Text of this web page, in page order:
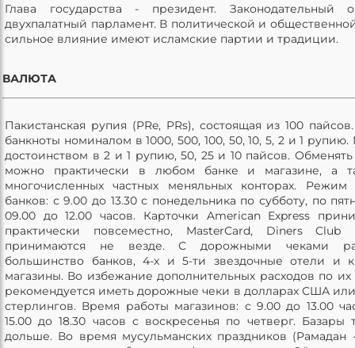
Глава государства - президент. Законодательный
двухпалатный парламент. В политической и
сильное влияние имеют исламские партии и традиции.
ВАЛЮТА
Пакистанская рупия (PRe, PRs), состоящая из 100
банкноты номиналом в 1000, 500, 100, 50, 10, 5, 2 и 1
достоинством в 2 и 1 рупию, 50, 25 и 10 пайсов.
можно практически в любом банке и магазине, а
многочисленных частных меняльных конторах. Режим
банков: с 9.00 до 13.30 с понедельника по субботу, по
09.00 до 12.00 часов. Карточки American Express
практически повсеместно, MasterCard, Diners
принимаются не везде. С дорожными чеками
большинство банков, 4-х и 5-ти звездочные отели и
магазины. Во избежание дополнительных расходов по
рекомендуется иметь дорожные чеки в долларах США
стерлингов. Время работы магазинов: с 9.00 до 13.00
15.00 до 18.30 часов с воскресенья по четверг. Базары
дольше. Во время мусульманских праздников (Рамадан